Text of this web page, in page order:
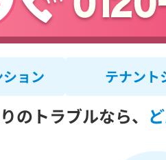
ョン テナント
のトラブルなら、